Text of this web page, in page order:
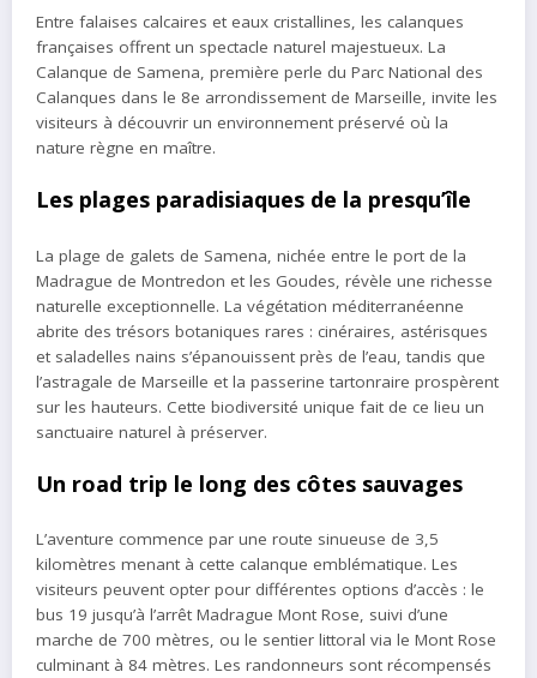
Entre falaises calcaires et eaux cristallines, les calanques
françaises offrent un spectacle naturel majestueux. La
Calanque de Samena, première perle du Parc National des
Calanques dans le 8e arrondissement de Marseille, invite les
visiteurs à découvrir un environnement préservé où la
nature règne en maître.
Les plages paradisiaques de la presqu’île
La plage de galets de Samena, nichée entre le port de la
Madrague de Montredon et les Goudes, révèle une richesse
naturelle exceptionnelle. La végétation méditerranéenne
abrite des trésors botaniques rares : cinéraires, astérisques
et saladelles nains s’épanouissent près de l’eau, tandis que
l’astragale de Marseille et la passerine tartonraire prospèrent
sur les hauteurs. Cette biodiversité unique fait de ce lieu un
sanctuaire naturel à préserver.
Un road trip le long des côtes sauvages
L’aventure commence par une route sinueuse de 3,5
kilomètres menant à cette calanque emblématique. Les
visiteurs peuvent opter pour différentes options d’accès : le
bus 19 jusqu’à l’arrêt Madrague Mont Rose, suivi d’une
marche de 700 mètres, ou le sentier littoral via le Mont Rose
culminant à 84 mètres. Les randonneurs sont récompensés